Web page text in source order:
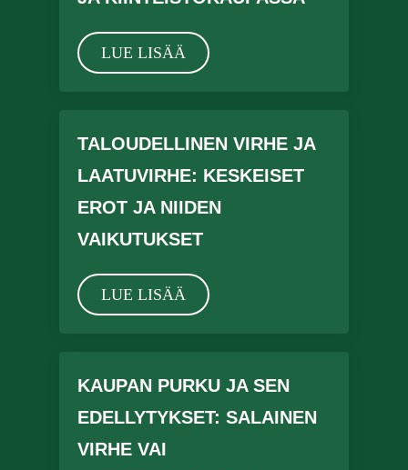
LUE LISÄÄ
TALOUDELLINEN VIRHE JA
LAATUVIRHE: KESKEISET
EROT JA NIIDEN
VAIKUTUKSET
LUE LISÄÄ
KAUPAN PURKU JA SEN
EDELLYTYKSET: SALAINEN
VIRHE VAI